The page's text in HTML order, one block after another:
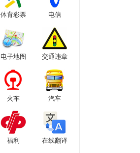
体育彩票 电信
电子地图 交通违章
火车 汽车
福利 在线翻译